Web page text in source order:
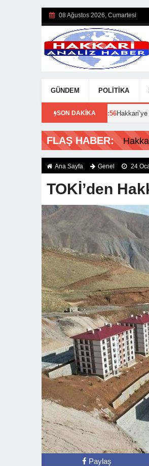
08 Ağustos 2026, Cumartesi
GÜNDEM POLITIKA
SON DAKİKA
15:56 Hakkari’ye Atanan
FLAŞ HABER:
Ana Sayfa Genel 24
TOKİ’den
Paylaş